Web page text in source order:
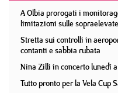
A Olbia prorogati i
limitazioni sulle sopraelevate
Stretta sui controlli in
contanti e sabbia rubata
Nina Zilli in concerto lunedì
Tutto pronto per la Vela Cup